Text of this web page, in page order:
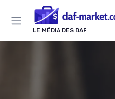
LE MÉDIA DES DAF
Panneau de gestion des cookies